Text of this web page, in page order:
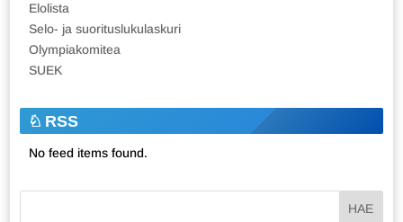
Elolista
Selo- ja suorituslukulaskuri
Olympiakomitea
SUEK
RSS
No feed items found.